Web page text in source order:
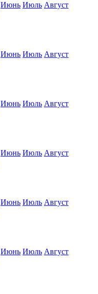
Июнь Июль Август
Июнь Июль Август
Июнь Июль Август
Июнь Июль Август
Июнь Июль Август
Июнь Июль Август